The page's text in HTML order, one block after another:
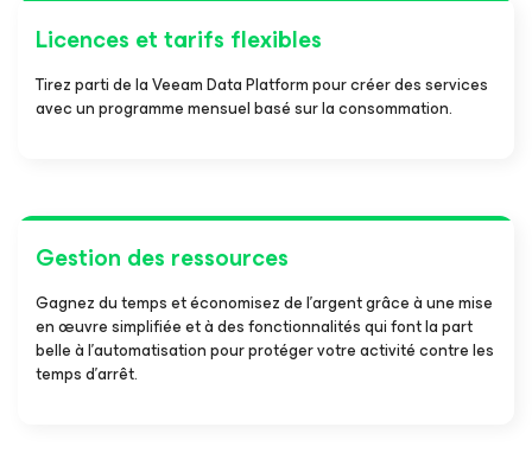
Licences et tarifs flexibles
Tirez parti de la Veeam Data Platform pour créer des services
avec un programme mensuel basé sur la consommation.
Gestion des ressources
Gagnez du temps et économisez de l’argent grâce à une mise
en œuvre simplifiée et à des fonctionnalités qui font la part
belle à l’automatisation pour protéger votre activité contre les
temps d’arrêt.